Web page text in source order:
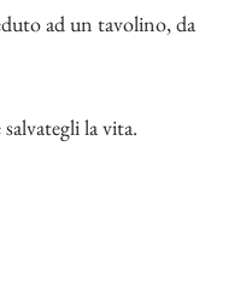
ad un tavolino, da
la vita.